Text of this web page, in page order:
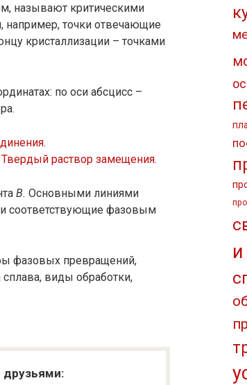
называют критическими
например, точки отвечающие
кристаллизации – точками
по оси абсцисс –
раствор замещения.
В. Основными линиями
соответствующие фазовым
фазовых превращений,
сплава, виды обработки,
друзьями: